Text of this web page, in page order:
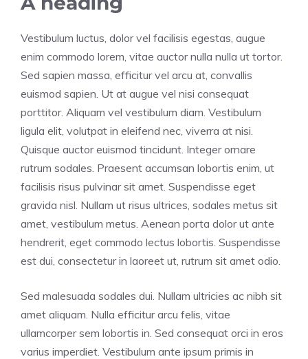
Vestibulum luctus, dolor vel facilisis egestas, augue
enim commodo lorem, vitae auctor nulla nulla ut tortor.
Sed sapien massa, efficitur vel arcu at, convallis
euismod sapien. Ut at augue vel nisi consequat
porttitor. Aliquam vel vestibulum diam. Vestibulum
ligula elit, volutpat in eleifend nec, viverra at nisi.
Quisque auctor euismod tincidunt. Integer ornare
rutrum sodales. Praesent accumsan lobortis enim, ut
facilisis risus pulvinar sit amet. Suspendisse eget
gravida nisl. Nullam ut risus ultrices, sodales metus sit
amet, vestibulum metus. Aenean porta dolor ut ante
hendrerit, eget commodo lectus lobortis. Suspendisse
est dui, consectetur in laoreet ut, rutrum sit amet odio.
Sed malesuada sodales dui. Nullam ultricies ac nibh sit
amet aliquam. Nulla efficitur arcu felis, vitae
ullamcorper sem lobortis in. Sed consequat orci in eros
varius imperdiet. Vestibulum ante ipsum primis in